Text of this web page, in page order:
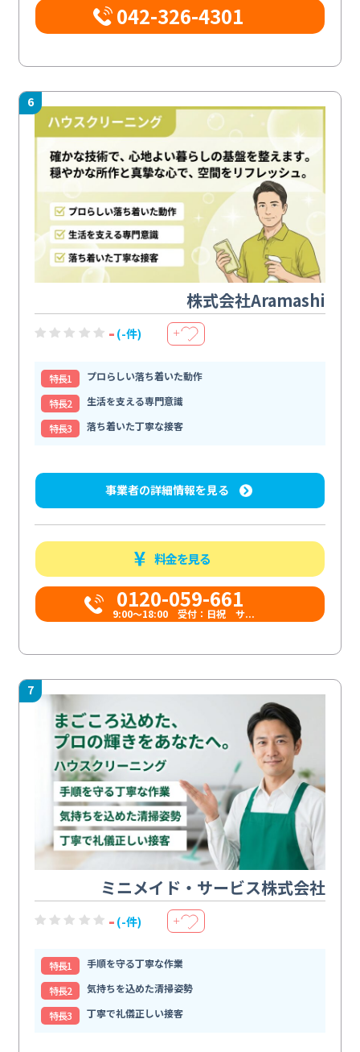
042-326-4301
6
株式会社Aramashi
- (-件) ＋
特⻑1
プロらしい落ち着いた動作
特⻑2
生活を支える専門意識
特⻑3
落ち着いた丁寧な接客
事業者の詳細情報を見る
料金を見る
0120-059-661
9:00〜18:00 受付：日祝 サ...
7
ミニメイド・サービス株式会社
- (-件) ＋
特⻑1
手順を守る丁寧な作業
特⻑2
気持ちを込めた清掃姿勢
特⻑3
丁寧で礼儀正しい接客